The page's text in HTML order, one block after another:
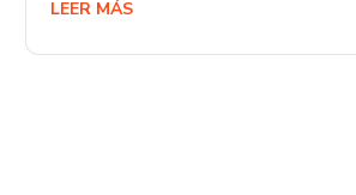
LEER MÁS